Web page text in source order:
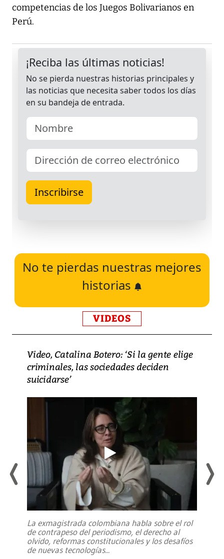
competencias de los Juegos Bolivarianos en
Perú.
No te pierdas nuestras mejores
historias
VIDEOS
Video, Catalina Botero: ‘Si la gente elige
criminales, las sociedades deciden
suicidarse’
La exmagistrada colombiana habla sobre el rol
de contrapeso del periodismo, el derecho al
olvido, reformas constitucionales y los desafíos
de nuevas tecnologías...